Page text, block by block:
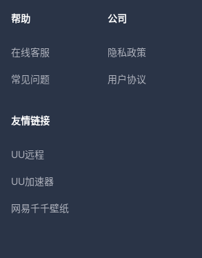
帮助
在线客服
常见问题
公司
隐私政策
用户协议
友情链接
UU远程
UU加速器
网易千千壁纸